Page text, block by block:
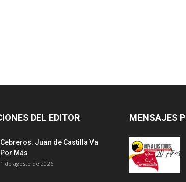
DEL EDITOR
Cebreros: Juan de Castilla Va
Por Más
1 de agosto de 2026
MENSAJES